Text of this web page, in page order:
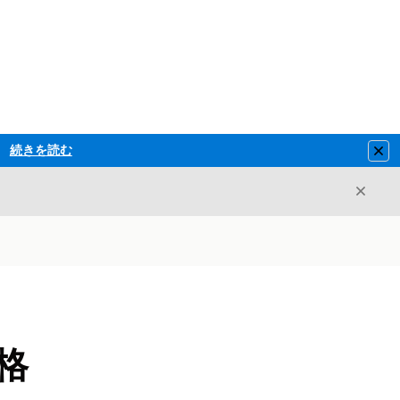
続きを読む
閉じる